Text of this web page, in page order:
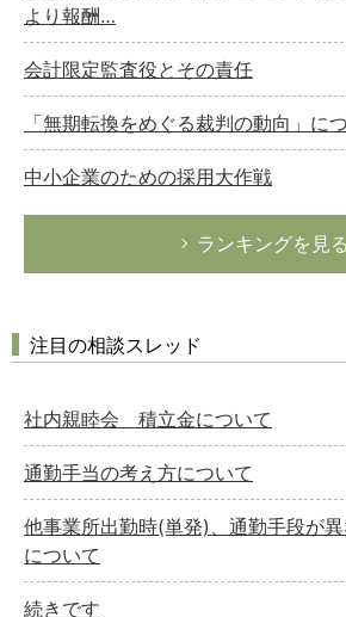
より報酬…
会計限定監査役とその責任
「無期転換をめぐる裁判の動向」に
中小企業のための採用大作戦
ランキングを見る
注目の相談スレッド
社内親睦会 積立金について
通勤手当の考え方について
他事業所出勤時(単発)、通勤手段が
について
続きです